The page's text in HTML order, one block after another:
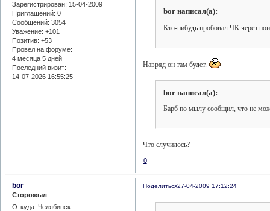
Зарегистрирован: 15-04-2009
Приглашений: 0
Сообщений: 3054
Уважение: +101
Позитив: +53
Провел на форуме:
4 месяца 5 дней
Последний визит:
14-07-2026 16:55:25
bor написал(а):
Кто-нибудь пробовал ЧК через
Навряд он там будет.
bor написал(а):
Барб по мылу сообщил, что не
Что случилось?
0
Поделиться27-04-2009 17:12:24
bor
Сторожыл
Откуда: Челябинск